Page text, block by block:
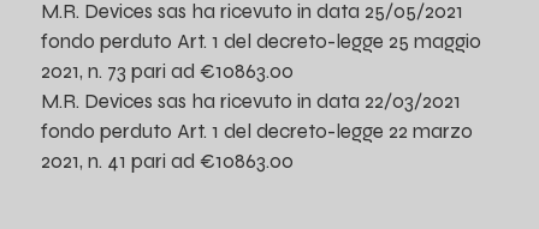
M.R. Devices sas ha ricevuto in data 25/05/2021
fondo perduto Art. 1 del decreto-legge 25 maggio
2021, n. 73 pari ad €10863.00
M.R. Devices sas ha ricevuto in data 22/03/2021
fondo perduto Art. 1 del decreto-legge 22 marzo
2021, n. 41 pari ad €10863.00